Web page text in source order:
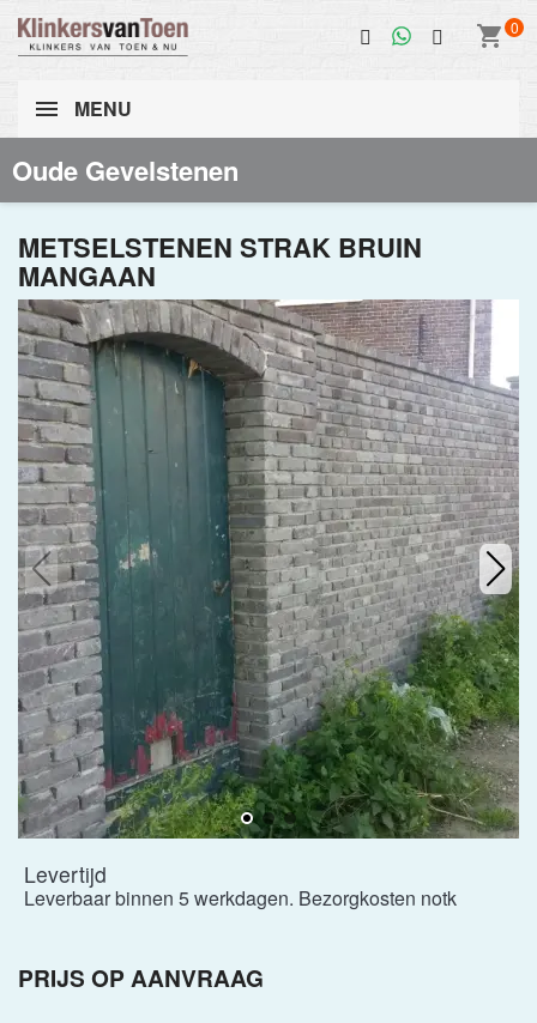
shopping_cart 0
MENU
Oude Gevelstenen
METSELSTENEN STRAK BRUIN
MANGAAN
Levertijd
Leverbaar binnen 5 werkdagen. Bezorgkosten notk
PRIJS OP AANVRAAG